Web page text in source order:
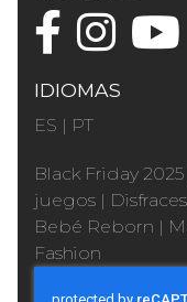
IDIOMAS
ES | PT
Black Friday 2025
juegos | Disfraces
Bebé Reborn |
Fashion